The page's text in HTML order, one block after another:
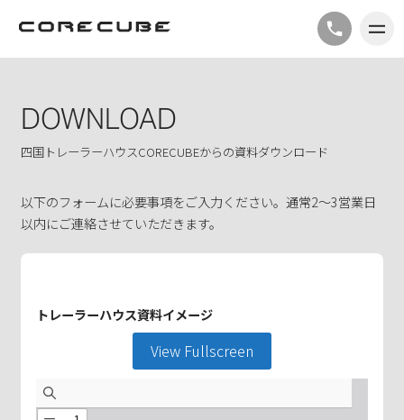
DOWNLOAD
四国トレーラーハウスCORECUBEからの資料ダウンロード
以下のフォームに必要事項をご入力ください。通常2〜3営業日
以内にご連絡させていただきます。
トレーラーハウス資料イメージ
View Fullscreen